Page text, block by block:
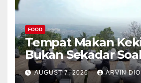
FOOD
Tempat Makan
Bukan Sekadar
AUGUST 7, 2026 ARVIN DIO